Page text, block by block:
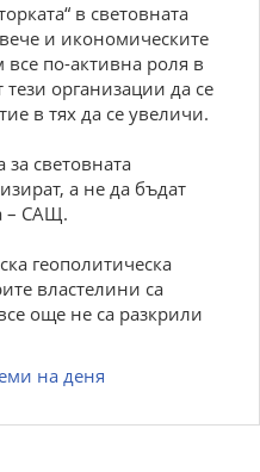
в световната
и икономическите
по-активна роля в
организации да се
в тях да се увеличи.
световната
а не да бъдат
– САЩ.
геополитическа
властелини са
още не са разкрили
на деня